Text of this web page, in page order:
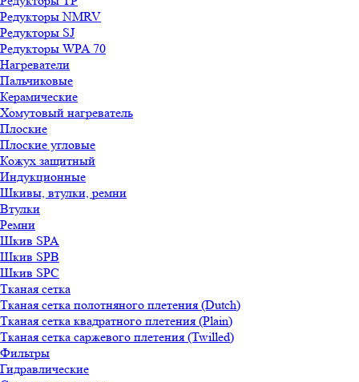
Редукторы NMRV
Редукторы SJ
Редукторы WPA 70
Нагреватели
Пальчиковые
Керамические
Хомутовый нагреватель
Плоские
Плоские угловые
Кожух защитный
Индукционные
Шкивы, втулки, ремни
Втулки
Ремни
Шкив SPA
Шкив SPB
Шкив SPC
Тканая сетка
Тканая сетка полотняного плетения (Dutch)
Тканая сетка квадратного плетения (Plain)
Тканая сетка саржевого плетения (Twilled)
Фильтры
Гидравлические